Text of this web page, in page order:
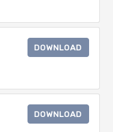
DOWNLOAD
DOWNLOAD